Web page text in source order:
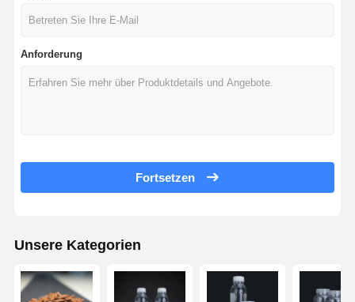
Dimethylaminoethylmethacrylat
Methacryloyloxyethyltrimethylammoniumchlorid
Acryloyloxyethyltrimethylammoniumchlorid
Zusammengesetzte Düngemittel Langsam freisetzendes Schutzmittel
Hochtemperatur-Sedimentationsmittel
Anforderung
Fortsetzen
Unsere Kategorien